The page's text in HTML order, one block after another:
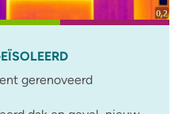
gerenoveerd